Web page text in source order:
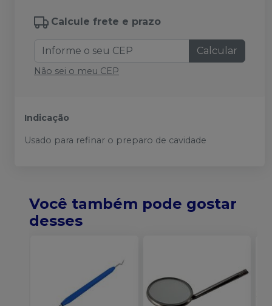
Calcule frete e prazo
Calcular
Não sei o meu CEP
Indicação
Usado para refinar o preparo de cavidade
Você também pode gostar
desses